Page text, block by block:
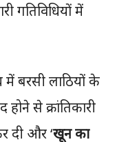
गतिविधियों में
में बरसी लाठियों के
से क्रांतिकारी
दी और ‘खून का